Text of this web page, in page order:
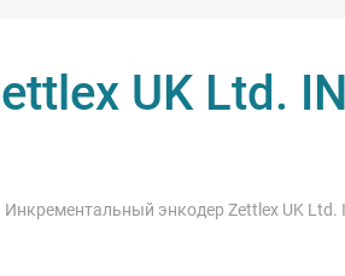
UK Ltd.
Инкрементальный энкодер Zettlex UK Ltd.